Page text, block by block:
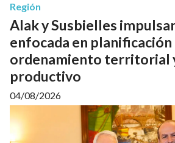
Alak y Susbielles
enfocada en planificación
ordenamiento territorial
productivo
Región
04/08/2026